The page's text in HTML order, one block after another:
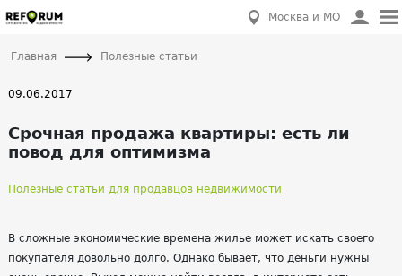
Москва и МО
Главная Полезные статьи
09.06.2017
Срочная продажа квартиры: есть ли
повод для оптимизма
Полезные статьи для продавцов недвижимости
В сложные экономические времена жилье может искать своего
покупателя довольно долго. Однако бывает, что деньги нужны